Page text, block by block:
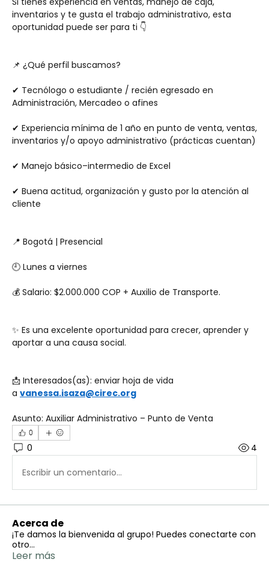
inventarios y te gusta el trabajo administrativo, esta
oportunidad puede ser para ti 👇
📌 ¿Qué perfil buscamos?
✔ Tecnólogo o estudiante / recién egresado en
Administración, Mercadeo o afines
✔ Experiencia mínima de 1 año en punto de venta, ventas,
inventarios y/o apoyo administrativo (prácticas cuentan)
✔ Manejo básico–intermedio de Excel
✔ Buena actitud, organización y gusto por la atención al
cliente
📍 Bogotá | Presencial
🕘 Lunes a viernes
💰 Salario: $2.000.000 COP + Auxilio de Transporte.
✨ Es una excelente oportunidad para crecer, aprender y
aportar a una causa social.
📩 Interesados(as): enviar hoja de vida
a vanessa.isaza@cirec.org
Asunto: Auxiliar Administrativo – Punto de Venta
0
0 4
Escribir un comentario...
Acerca de
¡Te damos la bienvenida al grupo! Puedes conectarte con
otro...
Leer más